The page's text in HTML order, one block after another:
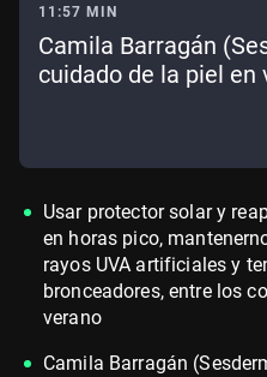
11:57 MIN
Camila Barragán
cuidado de la piel en
Usar protector solar y
en horas pico,
rayos UVA artificiales y
bronceadores, entre los
verano
Camila Barragán